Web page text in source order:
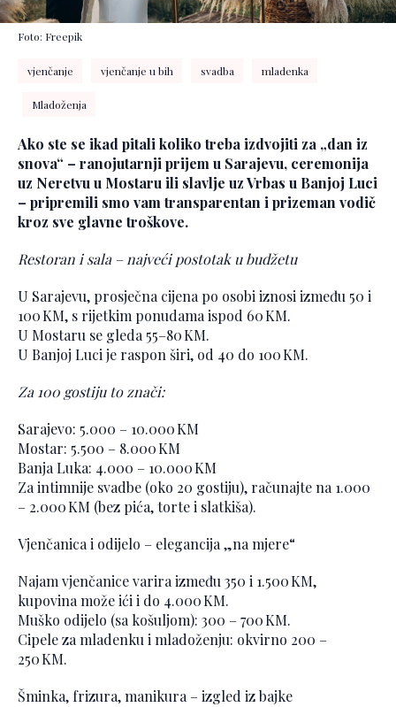
Foto: Freepik
vjenčanje vjenčanje u bih svadba mladenka
Mladoženja
Ako ste se ikad pitali koliko treba izdvojiti za „dan iz
snova“ – ranojutarnji prijem u Sarajevu, ceremonija
uz Neretvu u Mostaru ili slavlje uz Vrbas u Banjoj Luci
– pripremili smo vam transparentan i prizeman vodič
kroz sve glavne troškove.
Restoran i sala – najveći postotak u budžetu
U Sarajevu, prosječna cijena po osobi iznosi između 50 i
100 KM, s rijetkim ponudama ispod 60 KM.
U Mostaru se gleda 55–80 KM.
U Banjoj Luci je raspon širi, od 40 do 100 KM.
Za 100 gostiju to znači:
Sarajevo: 5.000 – 10.000 KM
Mostar: 5.500 – 8.000 KM
Banja Luka: 4.000 – 10.000 KM
Za intimnije svadbe (oko 20 gostiju), računajte na 1.000
– 2.000 KM (bez pića, torte i slatkiša).
Vjenčanica i odijelo – elegancija „na mjere“
Najam vjenčanice varira između 350 i 1.500 KM,
kupovina može ići i do 4.000 KM.
Muško odijelo (sa košuljom): 300 – 700 KM.
Cipele za mladenku i mladoženju: okvirno 200 –
250 KM.
Šminka, frizura, manikura – izgled iz bajke